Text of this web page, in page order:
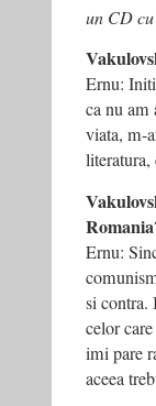
un CD
Ernu:
ca nu
viata, m-
literatura,
Ernu:
si contra.
celor
imi pare
aceea